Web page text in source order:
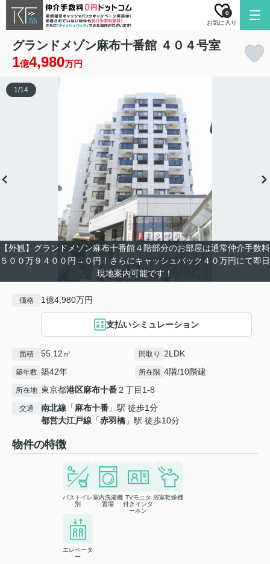
お気に入り
0
グランドメゾン麻布十番館 ４０４号室
1億4,980万円
【外観】グランドメゾン麻布十番館４階部分のお部屋は通常仲介手数料
５００万９４００円→０円！さらにキャッシュバック４０万円にて即日
現地案内可能です！
1/14
価格 1億4,980万円
支払いシミュレーション
面積 55.12㎡ 間取り 2LDK
築年数 築42年 所在階 4階/10階建
所在地 東京都港区麻布十番２丁目1-8
交通 南北線 「麻布十番 」駅 徒歩1分
都営大江戸線 「赤羽橋 」駅 徒歩10分
物件の特徴
バストイレ
別
室内洗濯機
置場
TVモニタ
付きインタ
ーホン
浴室乾燥機
エレベータ
ー